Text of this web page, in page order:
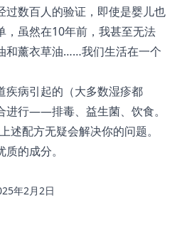
过数百人的验证，即使是婴儿也
，虽然在10年前，我甚至无法
和薰衣草油……我们生活在一个
疾病引起的（大多数湿疹都
进行——排毒、益生菌、饮食。
述配方无疑会解决你的问题。
的成分。
年2月2日